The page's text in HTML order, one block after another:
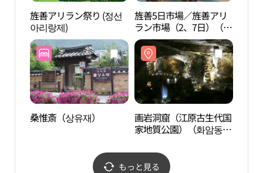
旌善アリラン祭り (정선
아리랑제)
旌善5日市場／旌善アリ
ラン市場（2、7日）（정
선5일장／정선 아리랑시
장（2, 7일））
桑惟斎（상유재）
画岩洞窟（江原古生代国
家地質公園）（화암동굴
공원））
もっと見る